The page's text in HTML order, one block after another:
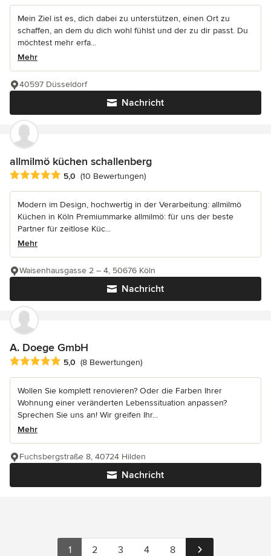
Mein Ziel ist es, dich dabei zu unterstützen, einen Ort zu
schaffen, an dem du dich wohl fühlst und der zu dir passt. Du
möchtest mehr erfa...
Mehr
Nachricht
40597 Düsseldorf
allmilmö küchen schallenberg
Durchschnittliche Bewertung: 5 von 5 Sternen
5,0 (10 Bewertungen)
Modern im Design, hochwertig in der Verarbeitung: allmilmö
Küchen in Köln Premiummarke allmilmö: für uns der beste
Partner für zeitlose Küc...
Mehr
Nachricht
Waisenhausgasse 2 – 4, 50676 Köln
A. Doege GmbH
Durchschnittliche Bewertung: 5 von 5 Sternen
5,0 (8 Bewertungen)
Wollen Sie komplett renovieren? Oder die Farben Ihrer
Wohnung einer veränderten Lebenssituation anpassen?
Sprechen Sie uns an! Wir greifen Ihr...
Mehr
Nachricht
Fuchsbergstraße 8, 40724 Hilden
1 2 3 4 8